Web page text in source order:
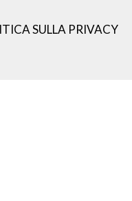
SULLA PRIVACY